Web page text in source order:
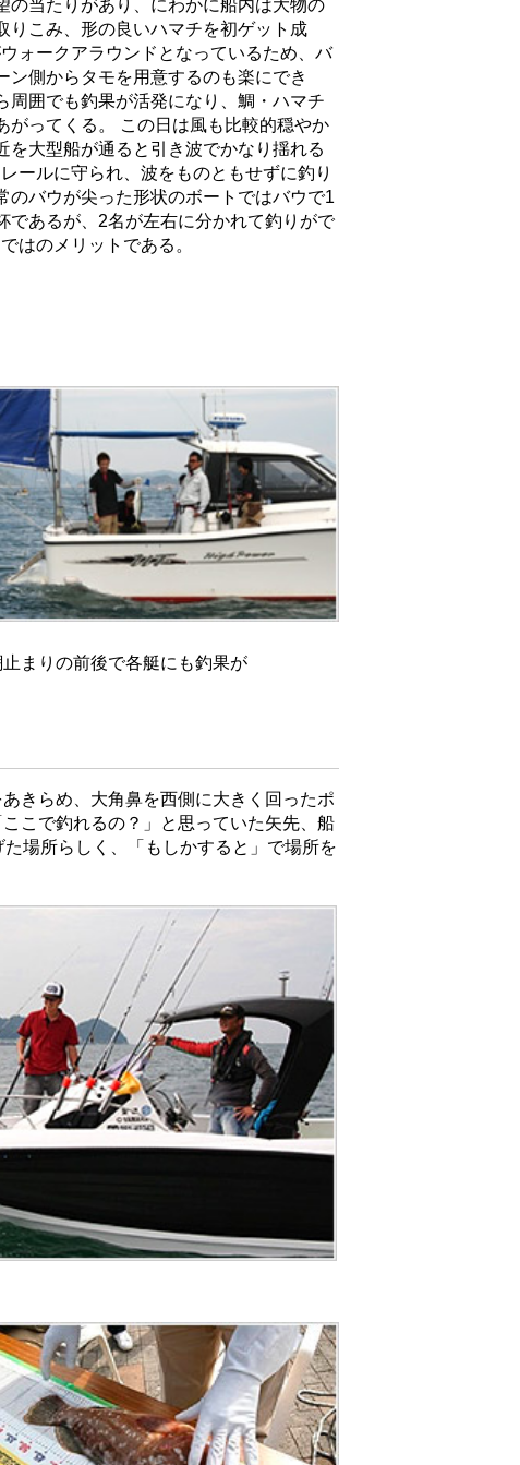
の当たりがあり、にわかに船内は大物の
りこみ、形の良いハマチを初ゲット成
ォークアラウンドとなっているため、バ
ン側からタモを用意するのも楽にでき
周囲でも釣果が活発になり、鯛・ハマチ
がってくる。 この日は風も比較的穏やか
を大型船が通ると引き波でかなり揺れる
ールに守られ、波をものともせずに釣り
のバウが尖った形状のボートではバウで1
であるが、2名が左右に分かれて釣りがで
はのメリットである。
止まりの前後で各艇にも釣果が
きらめ、大角鼻を西側に大きく回ったポ
こで釣れるの？」と思っていた矢先、船
場所らしく、「もしかすると」で場所を